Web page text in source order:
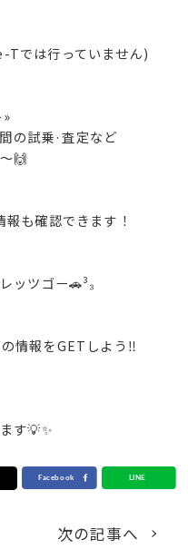
では行っていません)
の試乗·査定など
🙌
も確認できます！
ッツゴー🚗³₃
情報をGETしよう‼️
す💡✨
次の記事へ